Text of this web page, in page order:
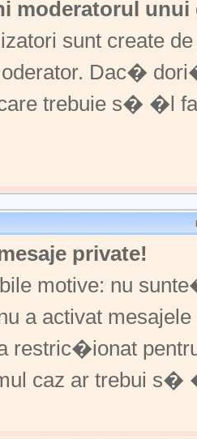
moderatorul
sunt create
Dac�
care trebuie s� �l
private!
motive: nu
a activat
restric�ionat
caz ar trebui s�